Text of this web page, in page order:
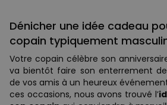
Dénicher une idée cadeau
copain typiquement
Votre copain célèbre son
va bientôt faire son enterrement de
de vos amis à un heureux
ces occasions, nous avons trouvé l’